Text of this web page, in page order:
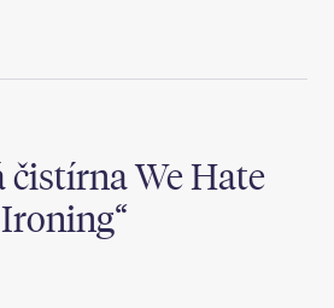
čistírna We Hate
Ironing